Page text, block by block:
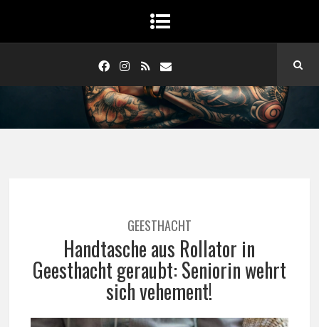
GEESTHACHT
Handtasche aus Rollator in
Geesthacht geraubt: Seniorin wehrt
sich vehement!